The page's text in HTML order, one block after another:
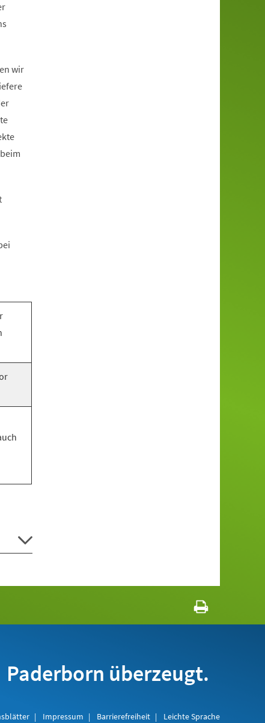
wir
Paderborn überzeugt.
Impressum Barrierefreiheit Leichte Sprache